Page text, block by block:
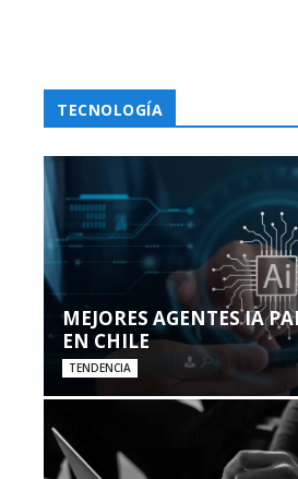
TECNOLOGÍA
MEJORES AGENTES IA
EN CHILE
TENDENCIA